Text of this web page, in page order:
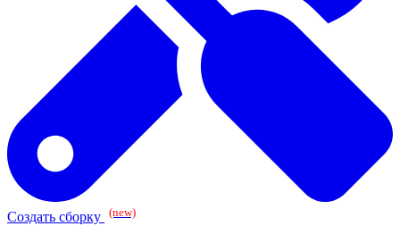
Создать сборку (new)